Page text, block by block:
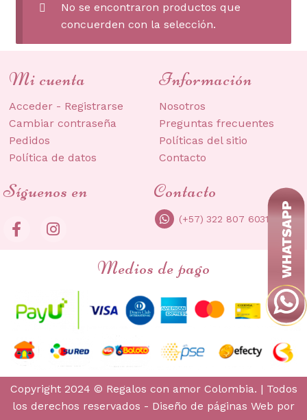
No se encontraron productos que
concuerden con la selección.
Contacto
(+57) 322 807 6031
Síguenos en
Información
Nosotros
Preguntas frecuentes
Políticas del sitio
Contacto
Mi cuenta
Acceder - Registrarse
Cambiar contraseña
Pedidos
Política de datos
Medios de pago
Copyright 2024 © Regalos con amor Colombia. | Todos
los derechos reservados - Diseño de páginas Web por